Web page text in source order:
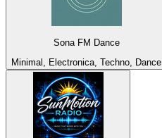
Sona FM Dance
Minimal, Electronica, Techno, Dance